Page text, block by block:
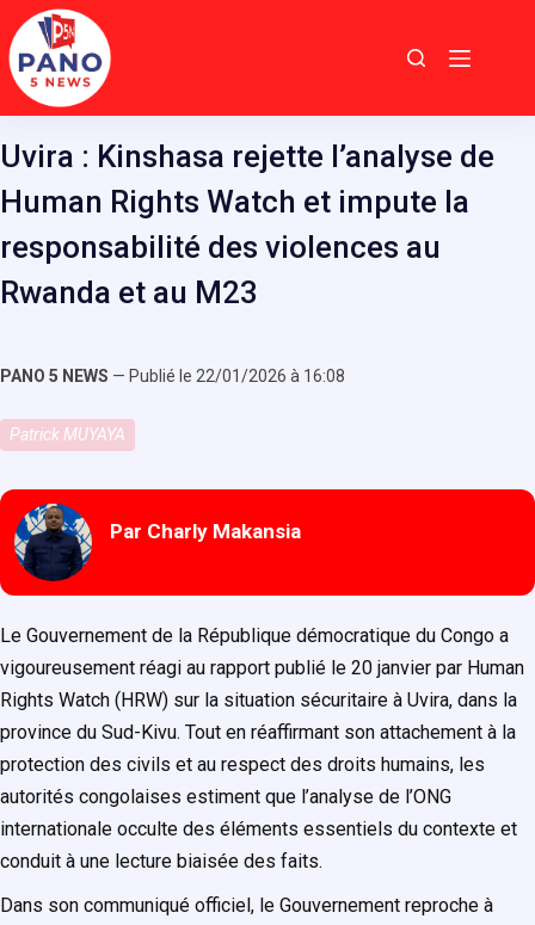
Passer
au
contenu
Uvira : Kinshasa rejette l’analyse de
Human Rights Watch et impute la
responsabilité des violences au
Rwanda et au M23
PANO 5 NEWS — Publié le 22/01/2026 à 16:08
Patrick MUYAYA
Par Charly Makansia
Le Gouvernement de la République démocratique du Congo a
vigoureusement réagi au rapport publié le 20 janvier par Human
Rights Watch (HRW) sur la situation sécuritaire à Uvira, dans la
province du Sud-Kivu. Tout en réaffirmant son attachement à la
protection des civils et au respect des droits humains, les
autorités congolaises estiment que l’analyse de l’ONG
internationale occulte des éléments essentiels du contexte et
conduit à une lecture biaisée des faits.
Dans son communiqué officiel, le Gouvernement reproche à